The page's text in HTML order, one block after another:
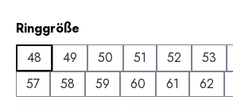
Ringgröße
48
49 50 51 52 53
57
58 59 60 61 62